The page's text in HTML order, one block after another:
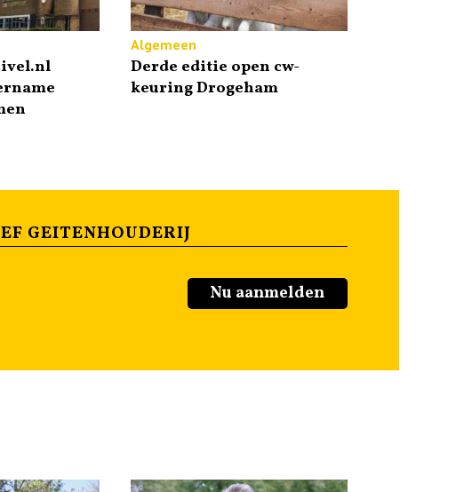
Algemeen
Derde editie open cw-
keuring Drogeham
GEITENHOUDERIJ
Nu aanmelden